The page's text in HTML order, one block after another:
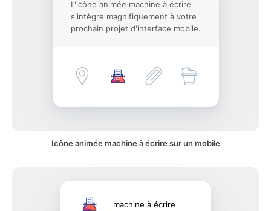
L'icône animée machine à écrire
s'intègre magnifiquement à votre
prochain projet d'interface mobile.
Icône animée machine à écrire sur un mobile
machine à écrire